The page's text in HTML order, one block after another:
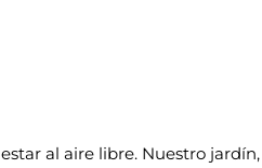
al aire libre. Nuestro